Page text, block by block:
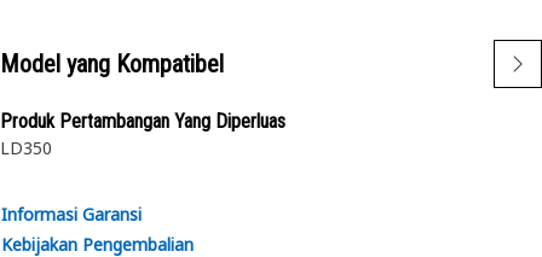
Model yang Kompatibel
Produk Pertambangan Yang Diperluas
LD350
Informasi Garansi
Kebijakan Pengembalian